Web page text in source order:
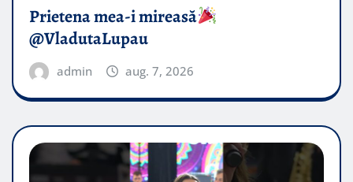
Prietena mea-i mireasă​
@VladutaLupau
admin aug. 7, 2026